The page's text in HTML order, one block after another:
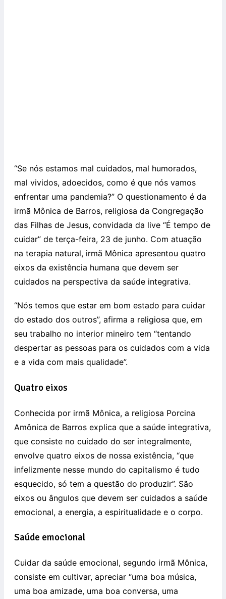
“Se nós estamos mal cuidados, mal humorados,
mal vividos, adoecidos, como é que nós vamos
enfrentar uma pandemia?” O questionamento é da
irmã Mônica de Barros, religiosa da Congregação
das Filhas de Jesus, convidada da live “É tempo de
cuidar” de terça-feira, 23 de junho. Com atuação
na terapia natural, irmã Mônica apresentou quatro
eixos da existência humana que devem ser
cuidados na perspectiva da saúde integrativa.
“Nós temos que estar em bom estado para cuidar
do estado dos outros”, afirma a religiosa que, em
seu trabalho no interior mineiro tem “tentando
despertar as pessoas para os cuidados com a vida
e a vida com mais qualidade”.
Quatro eixos
Conhecida por irmã Mônica, a religiosa Porcina
Amônica de Barros explica que a saúde integrativa,
que consiste no cuidado do ser integralmente,
envolve quatro eixos de nossa existência, “que
infelizmente nesse mundo do capitalismo é tudo
esquecido, só tem a questão do produzir”. São
eixos ou ângulos que devem ser cuidados a saúde
emocional, a energia, a espiritualidade e o corpo.
Saúde emocional
Cuidar da saúde emocional, segundo irmã Mônica,
consiste em cultivar, apreciar “uma boa música,
uma boa amizade, uma boa conversa, uma